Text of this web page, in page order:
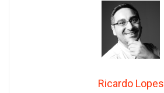
Ricardo Lopes